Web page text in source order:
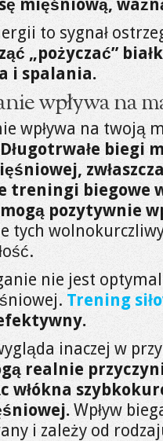
mięśniową,
to sygnał
„pożyczać”
i spalania.
wpływa na
wpływa na twoją
Długotrwałe biegi
treningi biegowe
pozytywnie
tych
nie jest
Trening
inaczej w
realnie
włókna
Wpływ
i zależy od